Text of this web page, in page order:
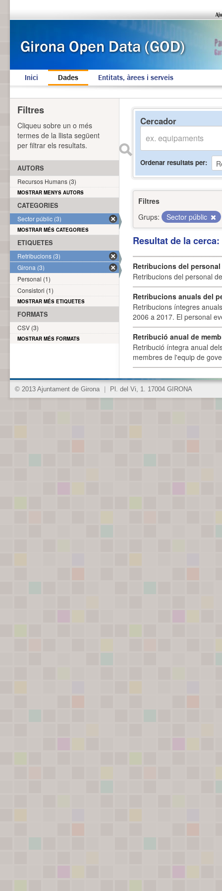
Inici Dades Entitats, àrees i serveis
Cercador
Ordenar resultats per
Filtres
Grups:
Sector públic
Resultat de la
Retribucions del
Retribucions del personal
Retribucions anuals del
Retribucions íntegres
2006 a 2017. El personal
Retribució anual de
Retribució íntegra anual
membres de l'equip de
Filtres
Cliqueu sobre un o més
termes de la llista següent
per filtrar els resultats.
AUTORS
Recursos Humans (3)
MOSTRAR MENYS AUTORS
CATEGORIES
Sector públic (3)
MOSTRAR MÉS CATEGORIES
ETIQUETES
Retribucions (3)
Girona (3)
Personal (1)
Consistori (1)
MOSTRAR MÉS ETIQUETES
FORMATS
CSV (3)
MOSTRAR MÉS FORMATS
© 2013 Ajuntament de Girona Pl. del Vi, 1. 17004 GIRONA